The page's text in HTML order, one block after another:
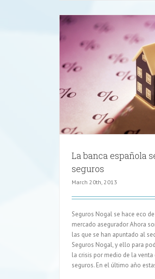
Claves para
La banca española
seguros
March 20th, 2013
Seguros Nogal se hace eco
mercado asegurador Ahora
las que se han apuntado al
Seguros Nogal, y ello para
la crisis por medio de la venta
seguros. En el último año